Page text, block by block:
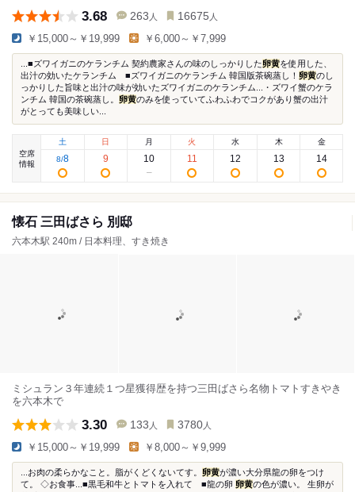
3.68 263 人 16675 人
￥15,000～￥19,999 ￥6,000～￥7,999
...■ズワイガニのケランチム 契約農家さんの味のしっかりした卵黄を使用した、
出汁の効いたケランチム ■ズワイガニのケランチム 韓国版茶碗蒸し！ 卵黄のし
っかりした旨味と出汁の味が効いたズワイガニのケランチム...・ズワイ蟹のケラ
ンチム 韓国の茶碗蒸し。 卵黄のみを使っていてふわふわでコクがあり蟹の出汁
がとっても美味しい...
空席
情報
土
8/8
日
9
月
10
火
11
水
12
木
13
金
14
懐石 三田ばさら 別邸
六本木駅 240m / 日本料理、すき焼き
ミシュラン３年連続１つ星獲得歴を持つ三田ばさら名物トマトすきやき
を六本木で
3.30 133 人 3780 人
￥15,000～￥19,999 ￥8,000～￥9,999
...お肉の柔らかなこと。脂がくどくないてす。 卵黄が濃い大分県龍の卵をつけ
て。 ◇お食事...■黒毛和牛とトマトを入れて ■龍の卵 卵黄の色が濃い。 生卵が